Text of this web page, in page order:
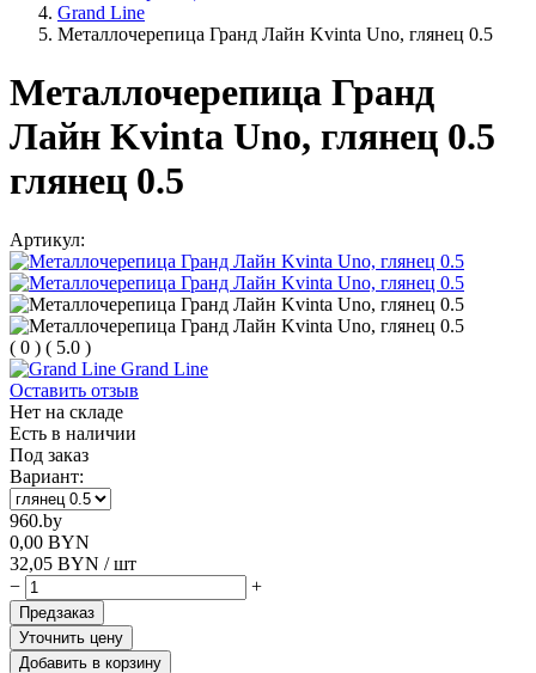
Grand Line
Металлочерепица Гранд Лайн Kvinta Uno, глянец 0.5
Металлочерепица Гранд
Лайн Kvinta Uno, глянец 0.5
глянец 0.5
Артикул:
( 0 ) ( 5.0 )
Grand Line
Оставить отзыв
Нет на складе
Есть в наличии
Под заказ
Вариант:
960.by
0,00 BYN
32,05 BYN / шт
−
+
Предзаказ
Уточнить цену
Добавить в корзину